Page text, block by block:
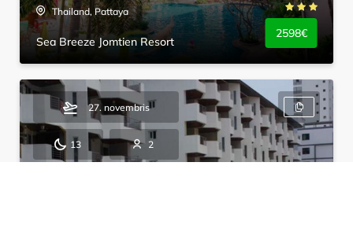
Thailand, Pattaya
Sea Breeze Jomtien Resort
2598€
27. novembris
13 2